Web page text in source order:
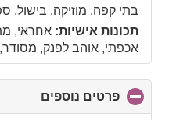
בתי קפה, מוזיקה, בישול,
תכונות אישיות: אחראי,
אכפתי, אוהב לפנק,
פרטים נוספים
to